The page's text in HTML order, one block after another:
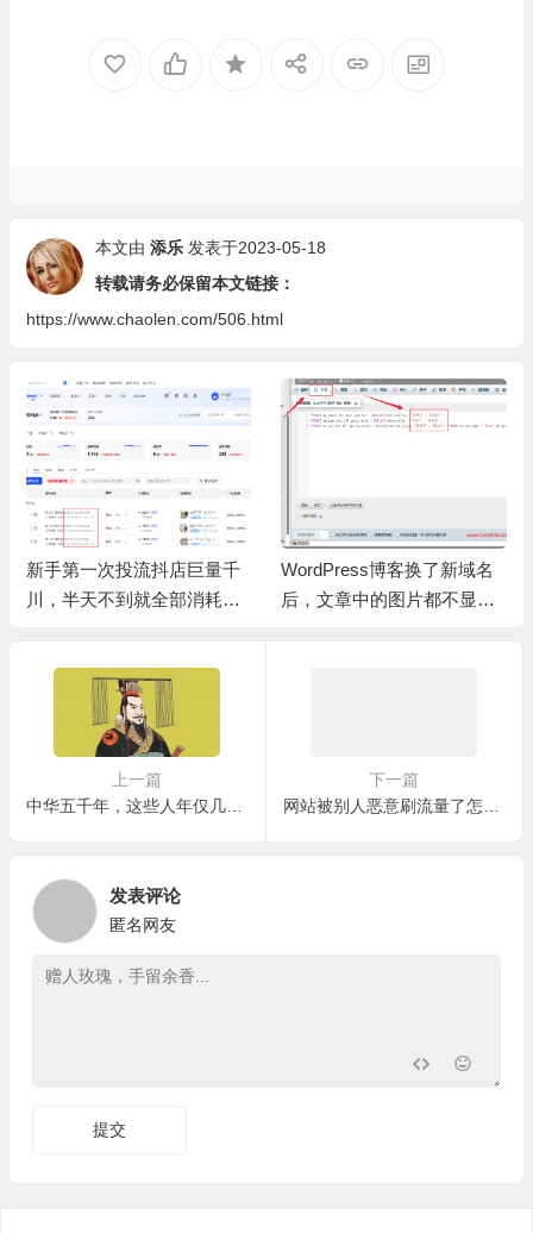
本文由 添乐 发表于2023-05-18
转载请务必保留本文链接：
https://www.chaolen.com/506.html
新手第一次投流抖店巨量千
川，半天不到就全部消耗完
WordPress博客换了新域名
后，文章中的图片都不显示
上一篇
中华五千年，这些人年仅几岁就开始登基做皇帝！
下一篇
发表评论
匿名网友
提交